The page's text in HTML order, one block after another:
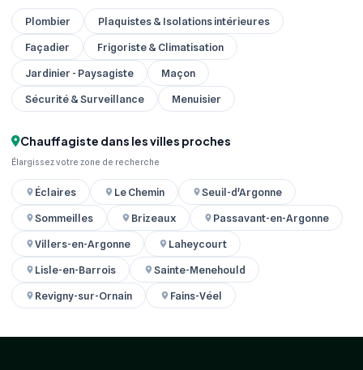
Plombier
Plaquistes & Isolations intérieures
Façadier
Frigoriste & Climatisation
Jardinier - Paysagiste
Maçon
Sécurité & Surveillance
Menuisier
Chauffagiste dans les villes proches
Élargissez votre zone de recherche
Éclaires Le Chemin
Seuil-d'Argonne
Sommeilles
Brizeaux
Passavant-en-Argonne
Villers-en-Argonne
Laheycourt
Lisle-en-Barrois
Sainte-Menehould
Revigny-sur-Ornain
Fains-Véel